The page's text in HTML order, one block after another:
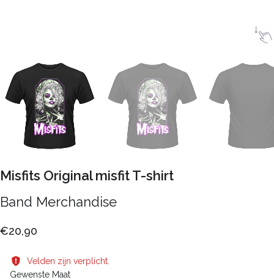
Misfits Original misfit T-shirt
Band Merchandise
€20,90
Velden zijn verplicht.
Gewenste Maat